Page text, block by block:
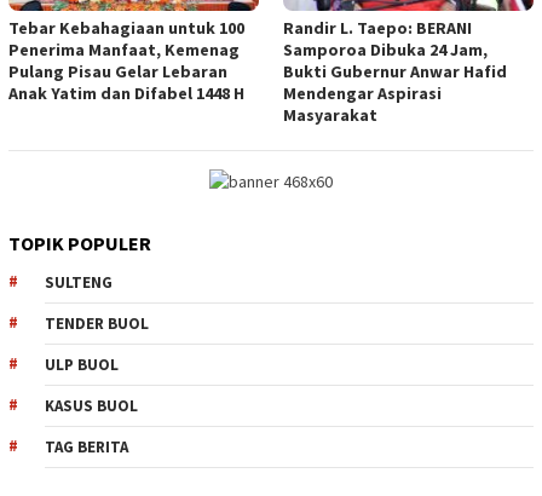
Tebar Kebahagiaan untuk 100
Penerima Manfaat, Kemenag
Pulang Pisau Gelar Lebaran
Anak Yatim dan Difabel 1448 H
Randir L. Taepo: BERANI
Samporoa Dibuka 24 Jam,
Bukti Gubernur Anwar Hafid
Mendengar Aspirasi
Masyarakat
TOPIK POPULER
SULTENG
TENDER BUOL
ULP BUOL
KASUS BUOL
TAG BERITA